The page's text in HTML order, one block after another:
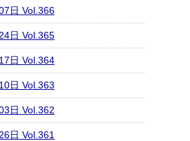
日 Vol.366
日 Vol.365
日 Vol.364
日 Vol.363
日 Vol.362
日 Vol.361